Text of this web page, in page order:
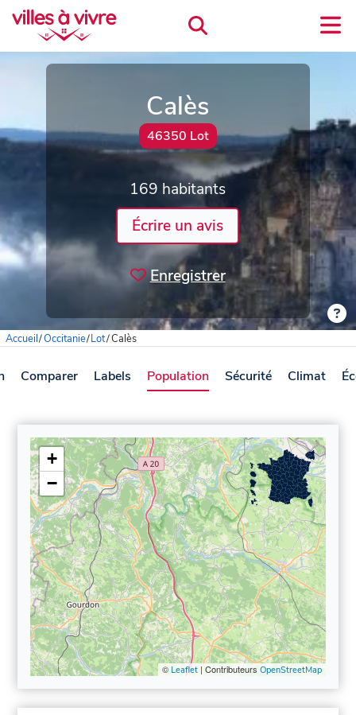
Calès
46350 Lot
169 habitants
Écrire un avis
Enregistrer
Accueil/Occitanie/Lot/Calès
Comparer Labels Population Sécurité Climat
+
−
© Leaflet| Contributeurs OpenStreetMap